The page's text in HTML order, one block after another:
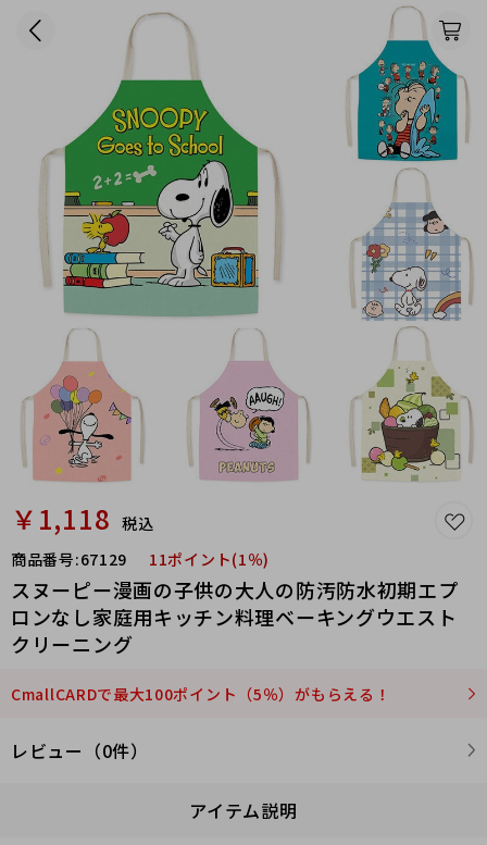
￥1,118 税込
商品番号:67129 11ポイント(1％)
スヌーピー漫画の子供の大人の防汚防水初期エプ
ロンなし家庭用キッチン料理ベーキングウエスト
クリーニング
CmallCARDで最大100ポイント（5％）がもらえる！
レビュー（0件）
アイテム説明